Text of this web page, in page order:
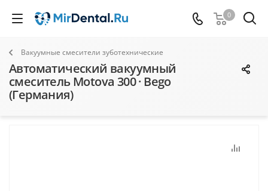
0
Вакуумные смесители зуботехнические
Автоматический вакуумный
смеситель Motova 300 · Bego
(Германия)